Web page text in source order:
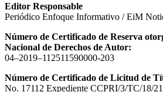
Editor Responsable
Periódico Enfoque Informativo / EiM
Número de Certificado de Reserva
Nacional de Derechos de Autor:
04–2019–112511590000-203
Número de Certificado de Licitud de
No. 17112 Expediente CCPRI/3/TC/18/